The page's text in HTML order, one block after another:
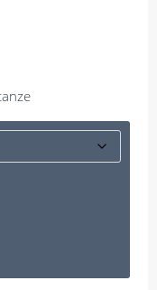
4,20 € a 8,50 €